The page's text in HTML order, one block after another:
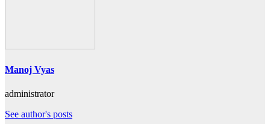
Manoj Vyas
administrator
See author's posts